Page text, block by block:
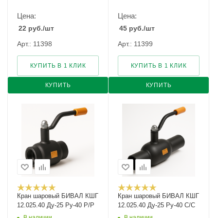
Цена:
22 руб./шт
Арт.: 11398
КУПИТЬ
КУПИТЬ В 1 КЛИК
Цена:
45 руб./шт
Арт.: 11399
КУПИТЬ
КУПИТЬ В 1 КЛИК
Кран шаровый БИВАЛ КШГ
12.025.40 Ду-25 Ру-40 Р/Р
Кран шаровый БИВАЛ КШГ
12.025.40 Ду-25 Ру-40 С/С